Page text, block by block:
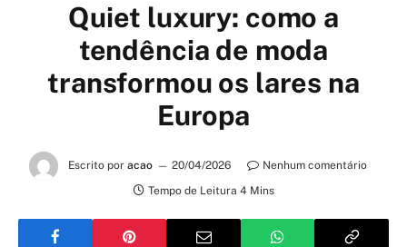
Quiet luxury: como a
tendência de moda
transformou os lares na
Europa
Escrito por acao 20/04/2026
Nenhum comentário
Tempo de Leitura 4 Mins